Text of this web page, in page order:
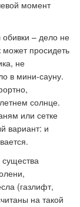
момент
– дело не
просидеть
не
в мини-сауну.
солнце.
или сетке
вариант: и
(газлифт,
на такой